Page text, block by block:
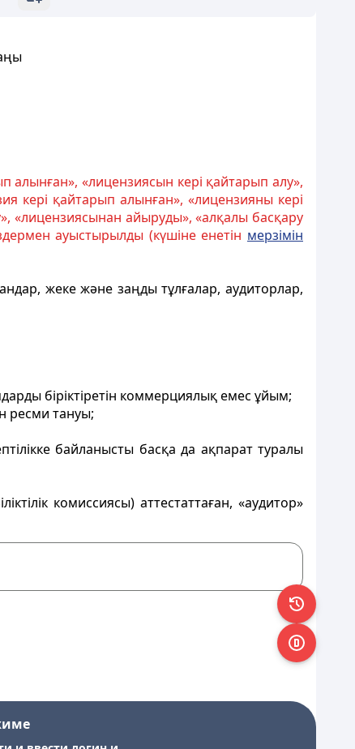
алынған», «лицензиясын кері қайтарып алу»,
кері қайтарып алынған», «лицензияны кері
«лицензиясынан айыруды», «алқалы басқару
ауыстырылды (күшіне енетін мерзімін
жеке және заңды тұлғалар, аудиторлар,
біріктіретін коммерциялық емес ұйым;
ресми тануы;
байланысты басқа да ақпарат туралы
комиссиясы) аттестаттаған, «аудитор»